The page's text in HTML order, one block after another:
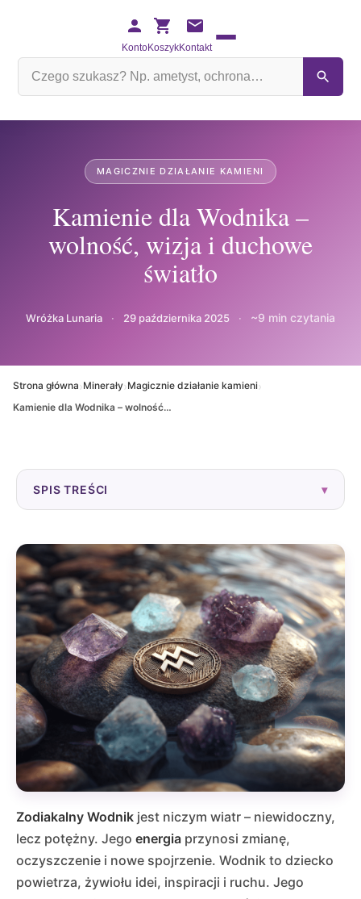
KontoKoszykKontakt
MAGICZNIE DZIAŁANIE KAMIENI
Kamienie dla Wodnika –
wolność, wizja i duchowe
światło
Wróżka Lunaria · 29 października 2025 · ~9 min czytania
Strona główna ›Minerały›Magicznie działanie kamieni›
Kamienie dla Wodnika – wolność, wizja i duchowe światło
SPIS TREŚCI ▾
Zodiakalny Wodnik jest niczym wiatr – niewidoczny,
lecz potężny. Jego energia przynosi zmianę,
oczyszczenie i nowe spojrzenie. Wodnik to dziecko
powietrza, żywiołu idei, inspiracji i ruchu. Jego